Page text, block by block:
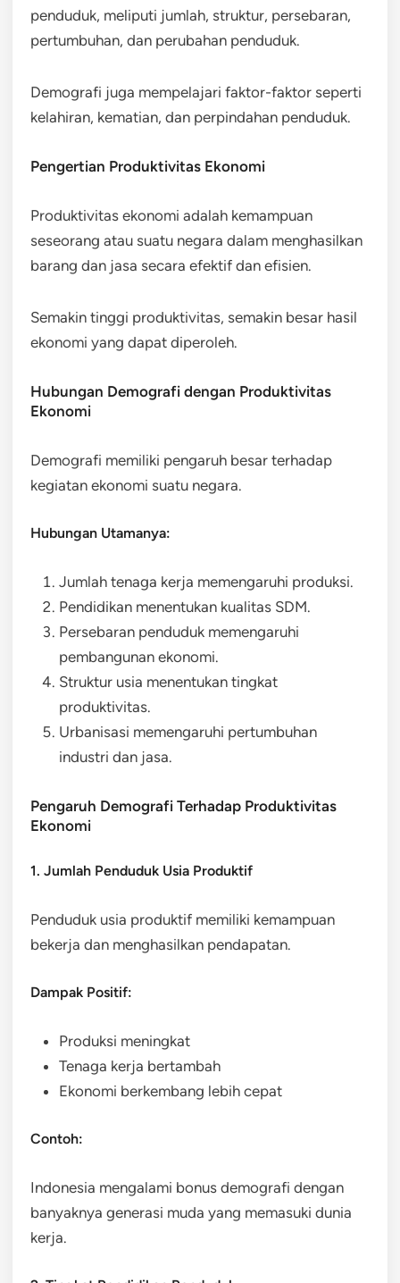
penduduk, meliputi jumlah, struktur, persebaran,
pertumbuhan, dan perubahan penduduk.
Demografi juga mempelajari faktor-faktor seperti
kelahiran, kematian, dan perpindahan penduduk.
Pengertian Produktivitas Ekonomi
Produktivitas ekonomi adalah kemampuan
seseorang atau suatu negara dalam menghasilkan
barang dan jasa secara efektif dan efisien.
Semakin tinggi produktivitas, semakin besar hasil
ekonomi yang dapat diperoleh.
Hubungan Demografi dengan Produktivitas
Ekonomi
Demografi memiliki pengaruh besar terhadap
kegiatan ekonomi suatu negara.
Hubungan Utamanya:
Jumlah tenaga kerja memengaruhi produksi.
Pendidikan menentukan kualitas SDM.
Persebaran penduduk memengaruhi
pembangunan ekonomi.
Struktur usia menentukan tingkat
produktivitas.
Urbanisasi memengaruhi pertumbuhan
industri dan jasa.
Pengaruh Demografi Terhadap Produktivitas
Ekonomi
1. Jumlah Penduduk Usia Produktif
Penduduk usia produktif memiliki kemampuan
bekerja dan menghasilkan pendapatan.
Dampak Positif:
Produksi meningkat
Tenaga kerja bertambah
Ekonomi berkembang lebih cepat
Contoh:
Indonesia mengalami bonus demografi dengan
banyaknya generasi muda yang memasuki dunia
kerja.